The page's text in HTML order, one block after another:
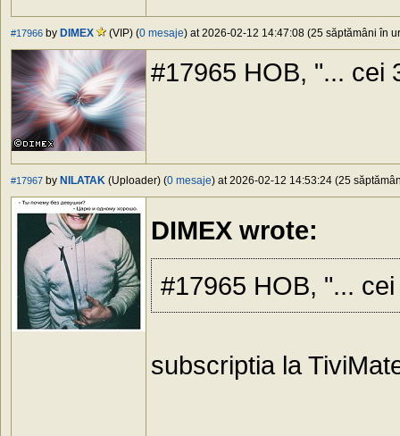
#17966 by DIMEX (VIP) (0 mesaje) at 2026-02-12 14:47:08 (25 săptămâni în
#17965 HOB, "... cei
#17967 by NILATAK (Uploader) (0 mesaje) at 2026-02-12 14:53:24 (25
DIMEX wrote:
#17965 HOB, "...
subscriptia la